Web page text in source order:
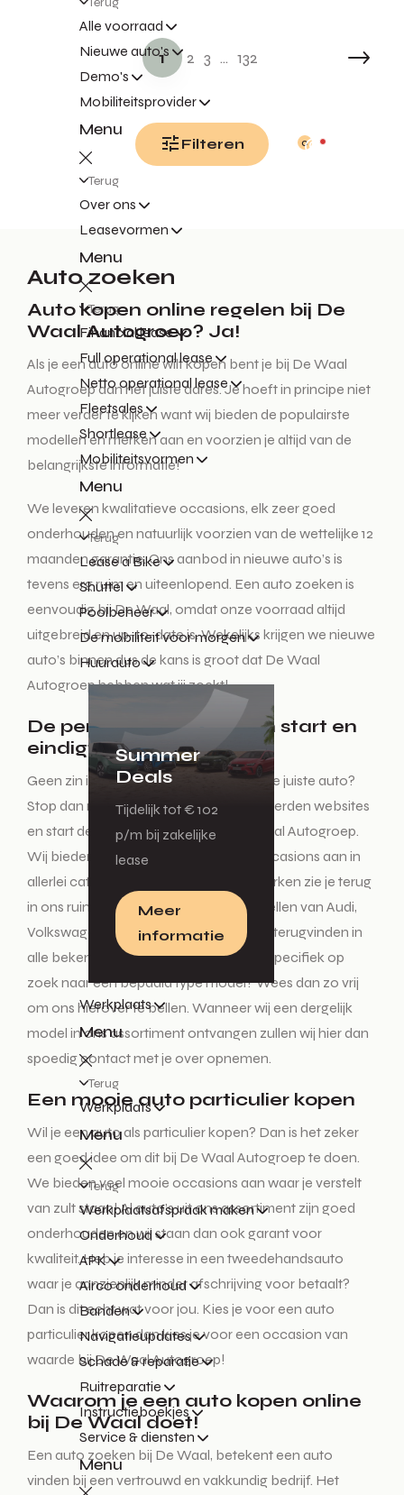
Alle voorraad
Nieuwe auto's
Demo's
Mobiliteitsprovider
Menu
Terug
Over ons
Leasevormen
Menu
Terug
Financial lease
Full operational lease
Netto operational lease
Fleetsales
Shortlease
Mobiliteitsvormen
Menu
Terug
Lease a Bike
Shuttel
Poolbeheer
De mobiliteit voor morgen
Huurauto
Summer
Deals
Tijdelijk tot € 102
p/m bij zakelijke
lease
Meer
informatie
Werkplaats
Menu
Terug
Werkplaats
Menu
Terug
Werkplaatsafspraak maken
Onderhoud
APK
Airco onderhoud
Banden
Navigatieupdates
Schade & reparatie
Ruitreparatie
Instructieboekjes
Service & diensten
Menu
0
1 2 3 ... 132
Filteren
Auto zoeken
Auto kopen online regelen bij De
Waal Autogroep? Ja!
Als je een auto online wilt kopen bent je bij De Waal
Autogroep aan het juiste adres. Je hoeft in principe niet
meer verder te kijken want wij bieden de populairste
modellen en merken aan en voorzien je altijd van de
belangrijkste informatie!
We leveren kwalitatieve occasions, elk zeer goed
onderhouden en natuurlijk voorzien van de wettelijke 12
maanden garantie. Ons aanbod in nieuwe auto’s is
tevens erg ruim en uiteenlopend. Een auto zoeken is
eenvoudig bij De Waal, omdat onze voorraad altijd
uitgebreid en up-to-date is. Wekelijks krijgen we nieuwe
auto’s binnen dus de kans is groot dat De Waal
Autogroep hebben wat jij zoekt!
De perfecte auto zoeken start en
eindigt hier!
Geen zin in een lange zoektocht naar de juiste auto?
Stop dan met het auto zoeken op honderden websites
en start deze tocht enkel nog bij De Waal Autogroep.
Wij bieden diverse nieuwe auto’s en occasions aan in
allerlei categorieën. Alle vertrouwde merken zie je terug
in ons ruime aanbod. De mooiste modellen van Audi,
Volkswagen, Škoda en SEAT kun je hier terugvinden in
alle bekende uitvoeringen. Ben je heel specifiek op
zoek naar een bepaald type model? Wees dan zo vrij
om ons hierover te bellen. Wanneer wij een dergelijk
model in ons assortiment ontvangen zullen wij hier dan
spoedig contact met je over opnemen.
Een mooie auto particulier kopen
Wil je een auto als particulier kopen? Dan is het zeker
een goed idee om dit bij De Waal Autogroep te doen.
We bieden veel mooie occasions aan waar je verstelt
van zult staan! Al auto’s uit ons assortiment zijn goed
onderhouden en wij staan dan ook garant voor
kwaliteit. Heb je interesse in een tweedehandsauto
waar je aanzienlijk minder afschrijving voor betaalt?
Dan is dit echt wat voor jou. Kies je voor een auto
particulier kopen dan kies je voor een occasion van
waarde bij De Waal Autogroep!
Waarom je een auto kopen online
bij De Waal doet!
Een auto zoeken bij De Waal, betekent een auto
vinden bij een vertrouwd en vakkundig bedrijf. Het